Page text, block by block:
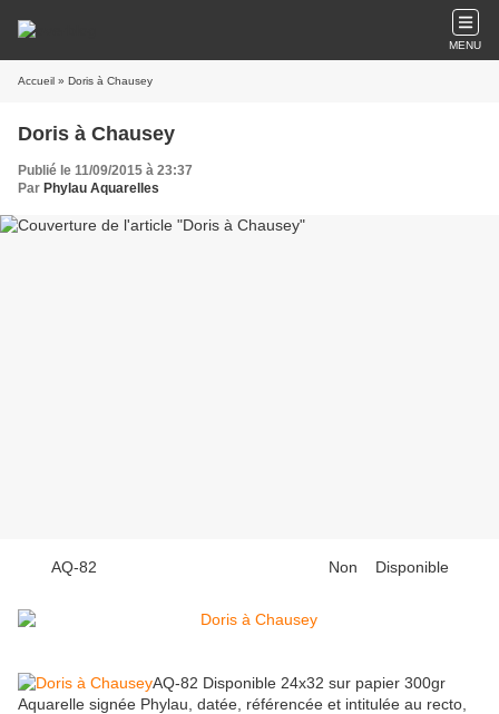
MENU
Accueil » Doris à Chausey
Doris à Chausey
Publié le 11/09/2015 à 23:37
Par Phylau Aquarelles
AQ-82 Non Disponible
AQ-82 Disponible 24x32 sur papier 300gr
Aquarelle signée Phylau, datée, référencée et intitulée au recto,